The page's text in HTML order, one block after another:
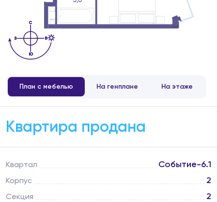
План с мебелью На генплане На этаже
Квартал Событие-6.1
Корпус 2
Секция 2
Квартира продана